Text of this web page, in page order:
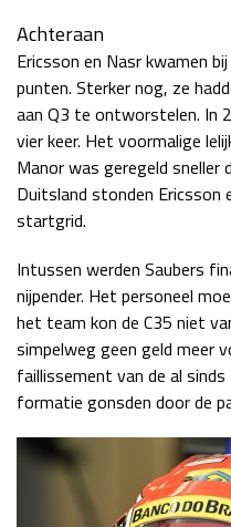
Achteraan
Ericsson en Nasr kwamen
punten. Sterker nog, ze
aan Q3 te ontworstelen. In
vier keer. Het voormalige
Manor was geregeld sneller
Duitsland stonden Ericsson
startgrid.
Intussen werden Saubers
nijpender. Het personeel
het team kon de C35 niet
simpelweg geen geld meer
faillissement van de al
formatie gonsden door de